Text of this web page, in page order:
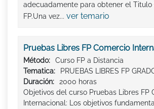
adecuadamente para obtener el Titulo
FP.Una vez... ver temario
Pruebas Libres FP Comercio
Método:
Curso FP a Distancia
Tematica:
PRUEBAS LIBRES FP
Duración:
2000 horas
Objetivos del curso Pruebas Libres FP
Internacional: Los objetivos